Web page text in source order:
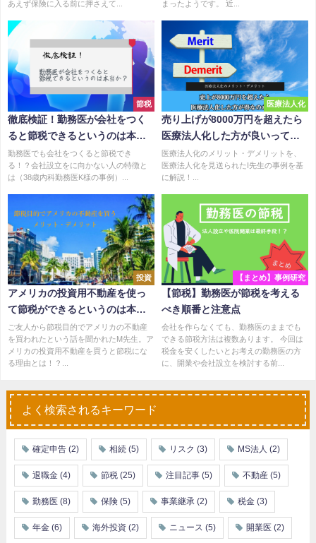
あえず保険に入る前に押さえて...
まったようです。 近...
節税
徹底検証！勤務医が会社をつく
ると節税できるというのは本当
か？
勤務医でも会社をつくると節税でき
る！？会社設立をに向かない人の特徴と
は（38歳内科勤務医K様の事例）...
医療法人化
売り上げが8000万円を超えたら
医療法人化した方が良いって本
当？
医療法人化のメリット・デメリットを、
医療法人化を見送られたI先生の事例を基
に解説！...
投資
アメリカの投資用不動産を使っ
て節税ができるというのは本当
か？
ご友人から節税目的でアメリカの不動産
を買われたという話を聞かれたM先生。ア
メリカの投資用不動産を買うと節税にな
る理由とは！？...
【まとめ】事例研究
【節税】勤務医が節税を考える
べき順番と注意点
会社を作らなくても、勤務医のままでも
できる節税方法は複数あります。 今回は
税金を安くしたいとお考えの勤務医の方
に、開業や会社設立を検討する前...
よく検索されるキーワード
確定申告 (2) 相続 (5) リスク (3) MS法人 (2)
退職金 (4) 節税 (25) 注目記事 (5) 不動産 (5)
勤務医 (8) 保険 (5) 事業継承 (2) 税金 (3)
年金 (6) 海外投資 (2) ニュース (5) 開業医 (2)